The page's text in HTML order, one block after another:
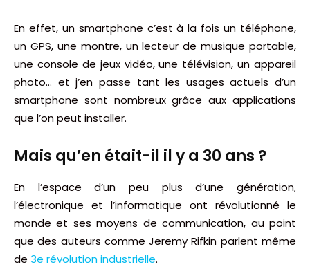
En effet, un smartphone c’est à la fois un téléphone,
un GPS, une montre, un lecteur de musique portable,
une console de jeux vidéo, une télévision, un appareil
photo… et j’en passe tant les usages actuels d’un
smartphone sont nombreux grâce aux applications
que l’on peut installer.
Mais qu’en était-il il y a 30 ans ?
En l’espace d’un peu plus d’une génération,
l’électronique et l’informatique ont révolutionné le
monde et ses moyens de communication, au point
que des auteurs comme Jeremy Rifkin parlent même
de 3e révolution industrielle.